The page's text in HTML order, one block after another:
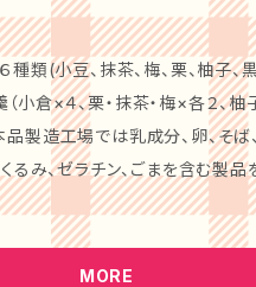
で作られた大福の詰め合わせで
贅
味豊かないちご大福の2種類が含
事にぴったりなスイーツで、シェ
でも幸せをお届けできればと思って
はもちろん、日常の甘味にも最適です
類(小豆、抹茶、梅、栗、柚子、
み、ゼラチン、ごまを含む製品を製
、全国菓子大博覧会で受賞した
銘菓「蓮花」は、平成20年の
」は「金賞」を受賞。 平成25年に
MORE